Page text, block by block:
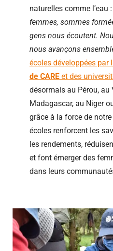
naturelles comme l’eau :
femmes, sommes
gens nous écoutent.
nous avançons
écoles développées par
de CARE et des
désormais au Pérou, au
Madagascar, au Niger
grâce à la force de
écoles renforcent les
les rendements,
et font émerger des
dans leurs